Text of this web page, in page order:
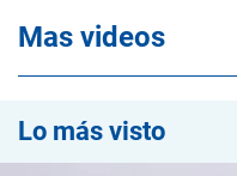
Mas videos
Lo más visto